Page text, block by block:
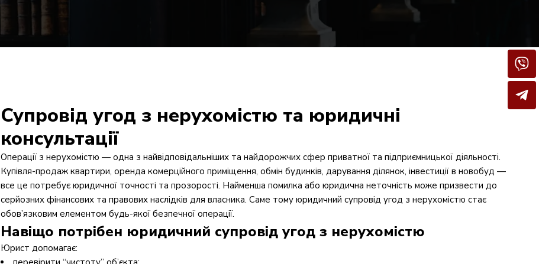
Супровід угод з нерухомістю та юридичні
консультації
Операції з нерухомістю — одна з найвідповідальніших та найдорожчих сфер приватної та підприємницької діяльності.
Купівля-продаж квартири, оренда комерційного приміщення, обмін будинків, дарування ділянок, інвестиції в новобуд —
все це потребує юридичної точності та прозорості. Найменша помилка або юридична неточність може призвести до
серйозних фінансових та правових наслідків для власника. Саме тому юридичний супровід угод з нерухомістю стає
обов’язковим елементом будь-якої безпечної операції.
Навіщо потрібен юридичний супровід угод з нерухомістю
Юрист допомагає: